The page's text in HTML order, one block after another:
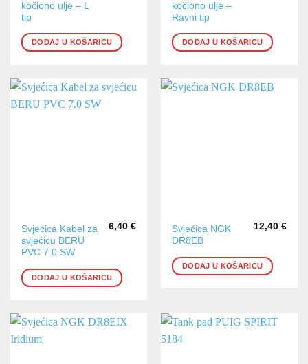
kočiono ulje – L
tip
DODAJ U KOŠARICU
kočiono ulje –
Ravni tip
DODAJ U KOŠARICU
Svjećica Kabel za
svjećicu BERU
PVC 7.0 SW
6,40 €
DODAJ U KOŠARICU
Svjećica NGK
DR8EB
12,40 €
DODAJ U KOŠARICU